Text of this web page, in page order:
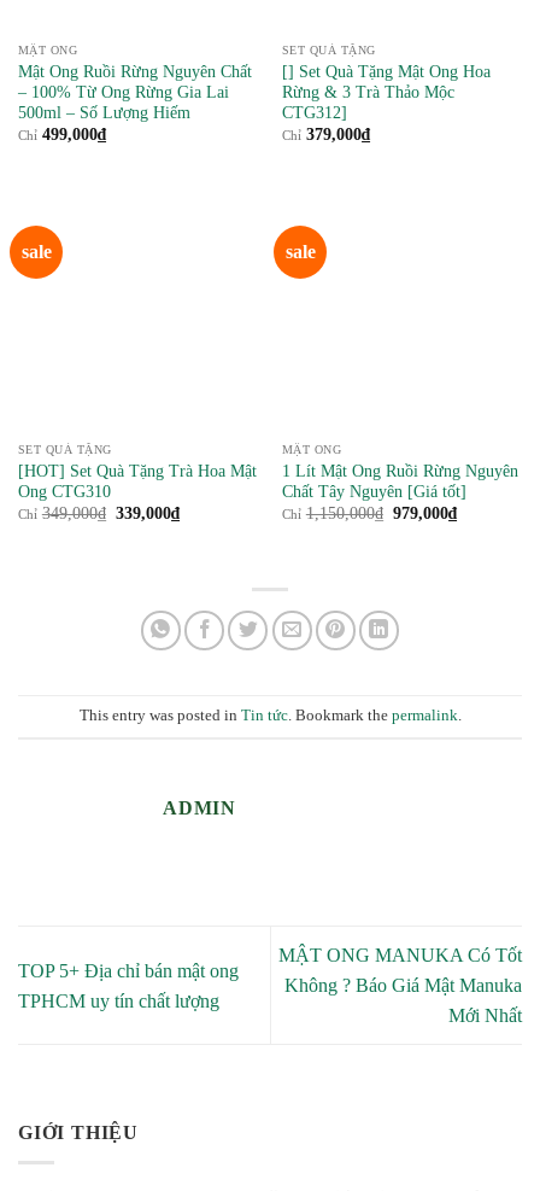
MẬT ONG
Mật Ong Ruồi Rừng Nguyên Chất
– 100% Từ Ong Rừng Gia Lai
500ml – Số Lượng Hiếm
Chỉ 499,000₫
SET QUÀ TẶNG
[] Set Quà Tặng Mật Ong Hoa
Rừng & 3 Trà Thảo Mộc
CTG312]
Chỉ 379,000₫
sale
SET QUÀ TẶNG
[HOT] Set Quà Tặng Trà Hoa Mật
Ong CTG310
Chỉ 349,000₫ Giá
339,000₫Giá
sale
MẬT ONG
1 Lít Mật Ong Ruồi Rừng Nguyên
Chất Tây Nguyên [Giá tốt]
Chỉ 1,150,000₫ Giá
979,000₫Giá
This entry was posted in Tin tức. Bookmark the permalink.
ADMIN
TOP 5+ Địa chỉ bán mật ong
TPHCM uy tín chất lượng
MẬT ONG MANUKA Có Tốt
Không ? Báo Giá Mật Manuka
Mới Nhất
GIỚI THIỆU